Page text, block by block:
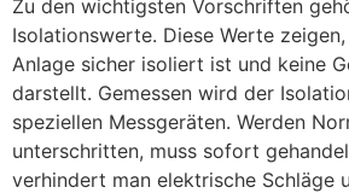
Zu den wichtigsten Vorschriften
Isolationswerte. Diese Werte
Anlage sicher isoliert ist und keine
darstellt. Gemessen wird der
speziellen Messgeräten. Werden
unterschritten, muss sofort
verhindert man elektrische Schläge